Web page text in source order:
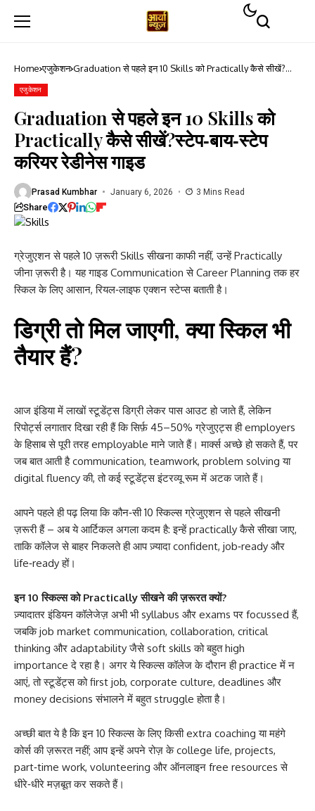
Home एजुकेशन Graduation से पहले इन 10 Skills को Practically कैसे सीखें?
एजुकेशन
Graduation से पहले इन 10 Skills को
Practically कैसे सीखें?स्टेप‑बाय‑स्टेप
करियर रेडीनेस गाइड
Prasad Kumbhar January 6, 2026 3 Mins Read
Share
ग्रेजुएशन से पहले 10 ज़रूरी Skills सीखना काफी नहीं, उन्हें Practically
जीना ज़रूरी है। यह गाइड Communication से Career Planning तक हर
स्किल के लिए आसान, रियल‑लाइफ एक्शन स्टेप्स बताती है।
डिग्री तो मिल जाएगी, क्या स्किल भी
तैयार हैं?
आज इंडिया में लाखों स्टूडेंट्स डिग्री लेकर पास आउट हो जाते हैं, लेकिन
रिपोर्ट्स लगातार दिखा रही हैं कि सिर्फ़ 45–50% ग्रेजुएट्स ही employers
के हिसाब से पूरी तरह employable माने जाते हैं। मार्क्स अच्छे हो सकते हैं, पर
जब बात आती है communication, teamwork, problem solving या
digital fluency की, तो कई स्टूडेंट्स इंटरव्यू रूम में अटक जाते हैं।
आपने पहले ही पढ़ लिया कि कौन‑सी 10 स्किल्स ग्रेजुएशन से पहले सीखनी
ज़रूरी हैं – अब ये आर्टिकल अगला कदम है: इन्हें practically कैसे सीखा जाए,
ताकि कॉलेज से बाहर निकलते ही आप ज़्यादा confident, job‑ready और
life‑ready हों।
इन 10 स्किल्स को Practically सीखने की ज़रूरत क्यों?
ज़्यादातर इंडियन कॉलेजेज़ अभी भी syllabus और exams पर focussed हैं,
जबकि job market communication, collaboration, critical
thinking और adaptability जैसे soft skills को बहुत high
importance दे रहा है। अगर ये स्किल्स कॉलेज के दौरान ही practice में न
आएं, तो स्टूडेंट्स को first job, corporate culture, deadlines और
money decisions संभालने में बहुत struggle होता है।
अच्छी बात ये है कि इन 10 स्किल्स के लिए किसी extra coaching या महंगे
कोर्स की ज़रूरत नहीं; आप इन्हें अपने रोज़ के college life, projects,
part‑time work, volunteering और ऑनलाइन free resources से
धीरे‑धीरे मज़बूत कर सकते हैं।